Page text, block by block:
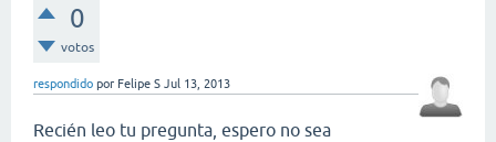
0
votos
respondido por Felipe S Jul 13, 2013
Recién leo tu pregunta, espero no sea